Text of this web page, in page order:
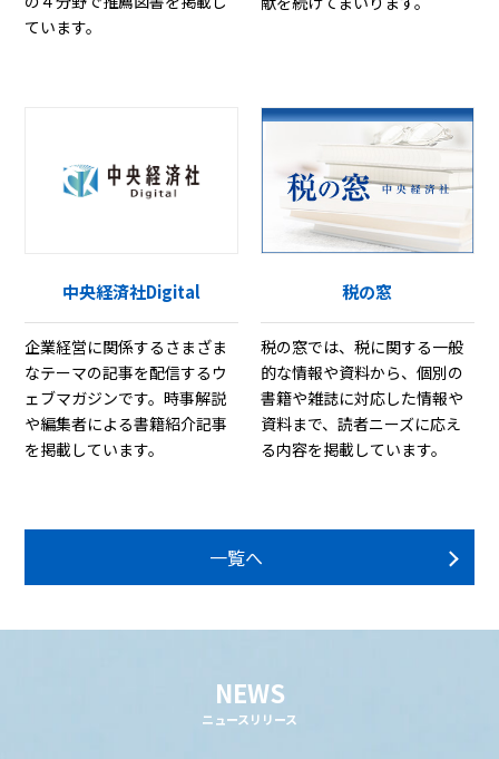
ています。
中央経済社Digital
企業経営に関係するさまざま
なテーマの記事を配信するウ
ェブマガジンです。時事解説
や編集者による書籍紹介記事
を掲載しています。
税の窓
税の窓では、税に関する一般
的な情報や資料から、個別の
書籍や雑誌に対応した情報や
資料まで、読者ニーズに応え
る内容を掲載しています。
一覧へ
NEWS
ニュースリリース